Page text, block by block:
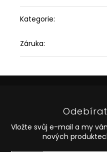
Kategorie:
Záruka:
Vložte svůj e-mail a my
nových